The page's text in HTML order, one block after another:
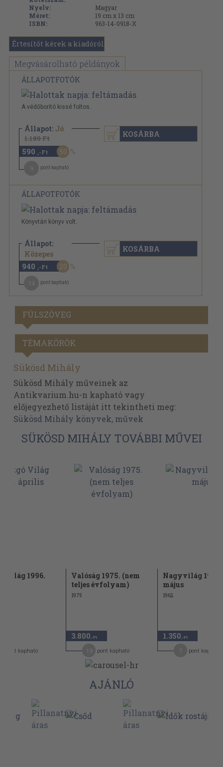
Nyelv:
Magyar
Méret:
19 cm x 13 cm
ISBN:
963-14-0918-X
Értesítőt kérek a kiadóról
Megvásárolható példányok
ÁLLAPOTFOTÓK
A védőborító kissé foltos.
Állapot: Jó
1.180 Ft
590 ,-Ft 50
pont kapható
KOSÁRBA
ÁLLAPOTFOTÓK
Könyvtári könyv volt.
Állapot:
Közepes
1.180 Ft
940 ,-Ft 20
pont kapható
KOSÁRBA
FÜLSZÖVEG
TÉMAKÖRÖK
Sükösd Mihály
Sükösd Mihály műveinek az
Antikvarium.hu-n kapható vagy
előjegyezhető listáját itt tekintheti meg:
Sükösd Mihály könyvek, művek
SÜKÖSD MIHÁLY TOVÁBBI MŰVEI
Világ 1996.
pont kapható
Valóság 1975. (nem
teljes évfolyam)
1975
3.800 ,-Ft
pont kapható
Nagyvilág 1962.
május
1962
1.350 ,-Ft
pont kapható
AJÁNLÓ